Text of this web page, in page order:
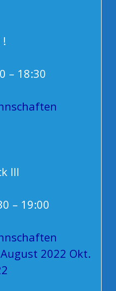
– 18:30
III
– 19:00
2022 Okt.